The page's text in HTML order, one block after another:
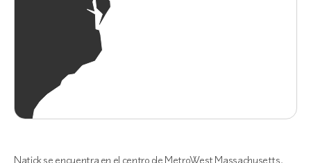
Natick se encuentra en el centro de MetroWest Massachusetts,